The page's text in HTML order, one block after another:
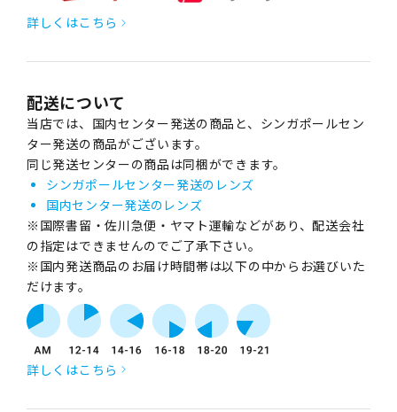
詳しくはこちら
配送について
当店では、国内センター発送の商品と、シンガポールセン
ター発送の商品がございます。
同じ発送センターの商品は同梱ができます。
シンガポールセンター発送のレンズ
国内センター発送のレンズ
※国際書留・佐川急便・ヤマト運輸などがあり、配送会社
の指定はできませんのでご了承下さい。
※国内発送商品のお届け時間帯は以下の中からお選びいた
だけます。
詳しくはこちら